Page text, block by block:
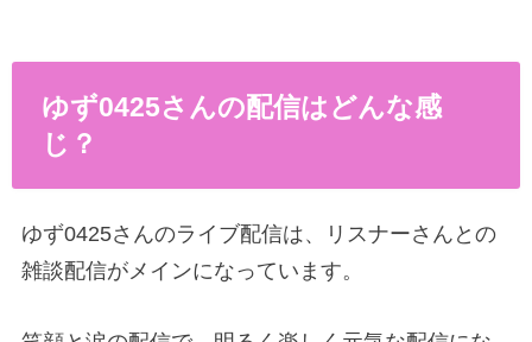
ゆず0425さんの配信はどんな感
じ？
ゆず0425さんのライブ配信は、リスナーさんとの
雑談配信がメインになっています。